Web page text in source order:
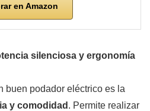
en Amazon
silenciosa y ergonomía
buen podador eléctrico es la
y comodidad . Permite realizar